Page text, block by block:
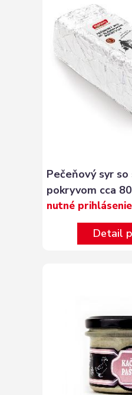
Pečeňový syr
pokryvom cca
nutné prihlásenie
Detail